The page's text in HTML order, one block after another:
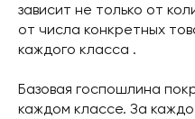
зависит не только от
от числа конкретных
каждого класса .
Базовая госпошлина
каждом классе. За